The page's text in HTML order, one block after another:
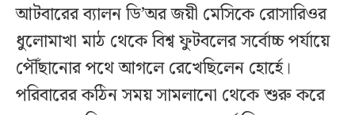
আটবারের ব্যালন ডি’অর জয়ী মেসিকে রোসারিওর
ধুলোমাখা মাঠ থেকে বিশ্ব ফুটবলের সর্বোচ্চ পর্যায়ে
পৌঁছানোর পথে আগলে রেখেছিলেন হোর্হে।
পরিবারের কঠিন সময় সামলানো থেকে শুরু করে